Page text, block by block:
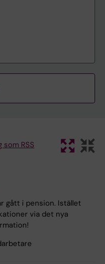
RSS
gått i pension. Istället
via det nya